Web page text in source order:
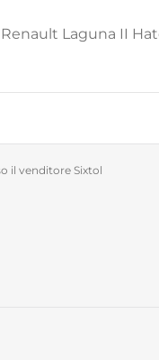
Laguna II
il venditore Sixtol